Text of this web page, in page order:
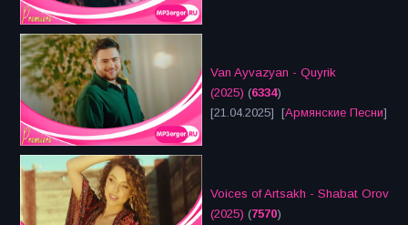
Van Ayvazyan - Quyrik
(2025) (6334)
[21.04.2025] [Армянские Песни]
Voices of Artsakh - Shabat Orov
(2025) (7570)